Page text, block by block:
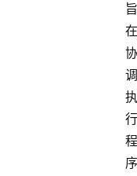
旨
在
协
调
执
行
程
序